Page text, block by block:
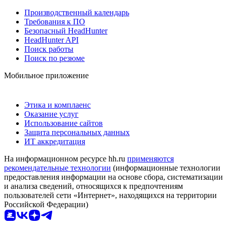
Производственный календарь
Требования к ПО
Безопасный HeadHunter
HeadHunter API
Поиск работы
Поиск по резюме
Мобильное приложение
Этика и комплаенс
Оказание услуг
Использование сайтов
Защита персональных данных
ИТ аккредитация
На информационном ресурсе hh.ru применяются
рекомендательные технологии (информационные технологии
предоставления информации на основе сбора, систематизации
и анализа сведений, относящихся к предпочтениям
пользователей сети «Интернет», находящихся на территории
Российской Федерации)